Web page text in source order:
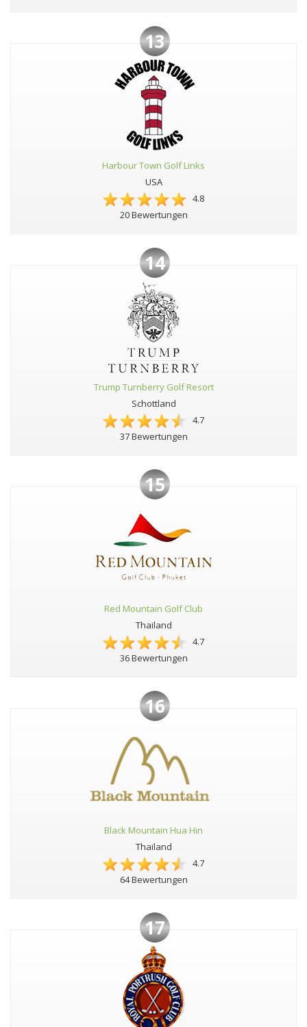
13
Harbour Town Golf Links
USA
4.8
20 Bewertungen
14
Trump Turnberry Golf Resort
Schottland
4.7
37 Bewertungen
15
Red Mountain Golf Club
Thailand
4.7
36 Bewertungen
16
Black Mountain Hua Hin
Thailand
4.7
64 Bewertungen
17